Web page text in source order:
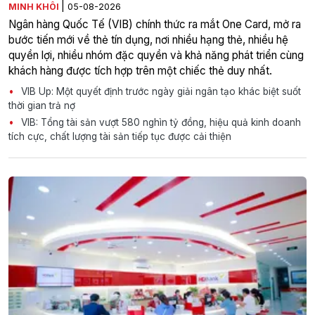
MINH KHÔI 05-08-2026
Ngân hàng Quốc Tế (VIB) chính thức ra mắt One Card, mở ra
bước tiến mới về thẻ tín dụng, nơi nhiều hạng thẻ, nhiều hệ
quyền lợi, nhiều nhóm đặc quyền và khả năng phát triển cùng
khách hàng được tích hợp trên một chiếc thẻ duy nhất.
VIB Up: Một quyết định trước ngày giải ngân tạo khác biệt suốt
thời gian trả nợ
VIB: Tổng tài sản vượt 580 nghìn tỷ đồng, hiệu quả kinh doanh
tích cực, chất lượng tài sản tiếp tục được cải thiện